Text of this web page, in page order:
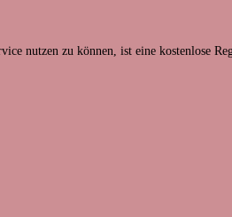
nutzen zu können, ist eine kostenlose